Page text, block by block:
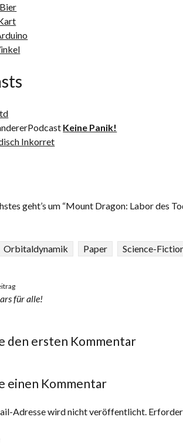
Keine Panik!
Inkorret
geht’s um “Mount Dragon: Labor des
Orbitaldynamik Paper Science-
für alle!
den ersten Kommentar
einen Kommentar
Adresse wird nicht veröffentlicht.